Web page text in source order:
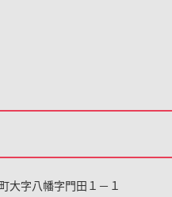
字八幡字門田１－１